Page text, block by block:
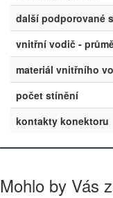
další podporované
vnitřní vodič -
materiál vnitřního
počet stínění
kontakty konektoru
Mohlo by Vás